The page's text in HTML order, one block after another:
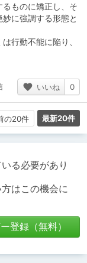
るものに矯正し、そ
に強調する形態と
行動不能に陥り、
いいね 0
の20件 最新20件
る必要があり
はこの機会に
登録（無料）